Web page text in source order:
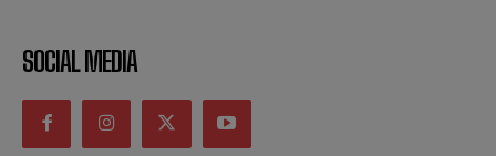
SOCIAL MEDIA